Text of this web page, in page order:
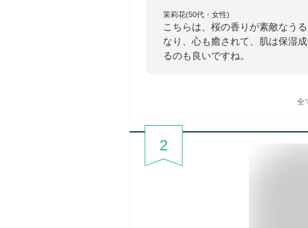
茉莉花(50代・女性)
こちらは、桜の香りが素敵なう
なり、心も癒されて、肌は保湿
るのも良いですね。
全
2